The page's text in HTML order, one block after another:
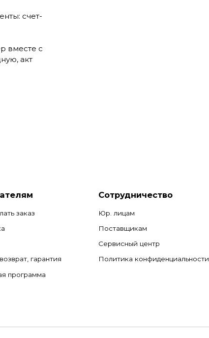
счет-
вместе с
акт
заказ
гарантия
программа
Сотрудничество
Юр. лицам
Поставщикам
Сервисный центр
Политика конфиденциальности